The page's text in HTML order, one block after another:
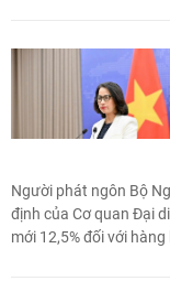
Người phát ngôn Bộ
định của Cơ quan Đại
mới 12,5% đối với